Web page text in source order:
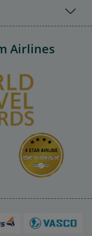
Airlines